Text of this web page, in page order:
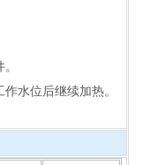
水位后继续加热。